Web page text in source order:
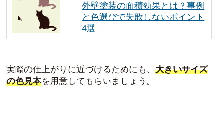
外壁塗装の面積効果とは？事例
と色選びで失敗しないポイント
4選
実際の仕上がりに近づけるためにも、大きいサイズ
の色見本を用意してもらいましょう。